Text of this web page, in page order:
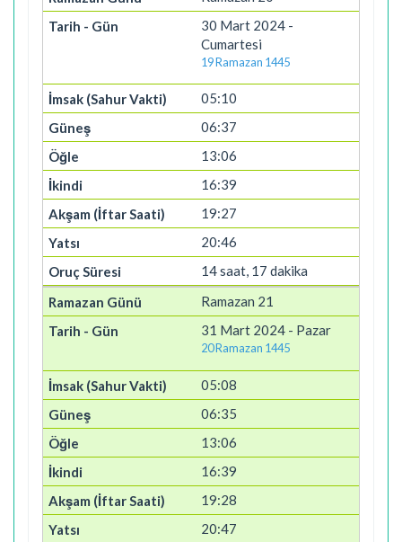
30 Mart 2024 -
Cumartesi
19 Ramazan 1445
05:10
06:37
13:06
16:39
19:27
20:46
14 saat, 17 dakika
Ramazan 21
31 Mart 2024 - Pazar
20 Ramazan 1445
05:08
06:35
13:06
16:39
19:28
20:47